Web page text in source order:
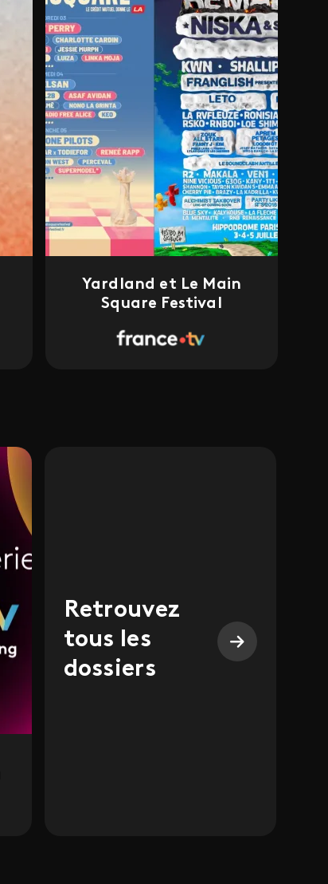
Yardland et Le Main
Square Festival
Retrouvez
tous les
dossiers